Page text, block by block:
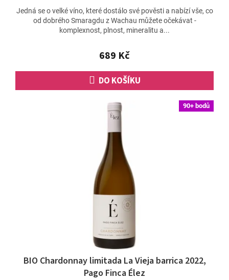
produktu
je
4,7
5
hvězdiček.
689 Kč
DO KOŠÍKU
Jedná se o velké víno, které dostálo své pověsti a nabízí vše, co
od dobrého Smaragdu z Wachau můžete očekávat -
komplexnost, plnost, mineralitu a...
90+ bodů
BIO Chardonnay limitada La Vieja barrica 2022,
Pago Finca Élez